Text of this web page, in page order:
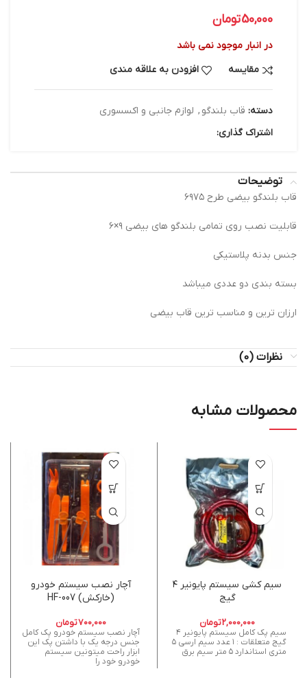
50,000تومان
در انبار موجود نمی باشد
مقایسه
افزودن به علاقه مندی
دسته: قاب بلندگو , لوازم جانبی و اکسسوری
اشتراک گذاری:
توضیحات
قاب بلندگو بیضی طرح ۶۹۷۵
قابلیت نصب روی تمامی بلندگو های بیضی ۹×۶
جنس بدنه پلاستیکی
بسته بندی دو عددی میباشد
ارزان ترین و مناسب ترین قاب بیضی
نظرات (0)
محصولات مشابه
سیم کشی سیستم پایونیر ۴
گیج
2,000,000تومان
سیم پک کامل سیستم پایونیر ۴
گیج متعلقات : ۱ عدد سیم ارسی ۵
متری استاندارد ۵ متر سیم برق
آچار نصب سیستم خودرو
(خارکش) HF-007
700,000تومان
آچار نصب سیستم خودرو پک کامل
جنس درجه یک با داشتن پک این
ابزار راحت میتونین سیستم
خودرو خود را